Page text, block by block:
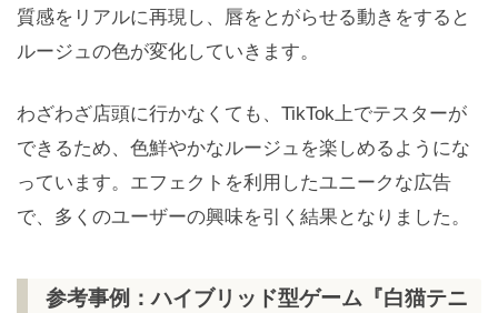
質感をリアルに再現し、唇をとがらせる動きをすると
ルージュの色が変化していきます。
わざわざ店頭に行かなくても、TikTok上でテスターが
できるため、色鮮やかなルージュを楽しめるようにな
っています。エフェクトを利用したユニークな広告
で、多くのユーザーの興味を引く結果となりました。
参考事例：ハイブリッド型ゲーム『白猫テニ